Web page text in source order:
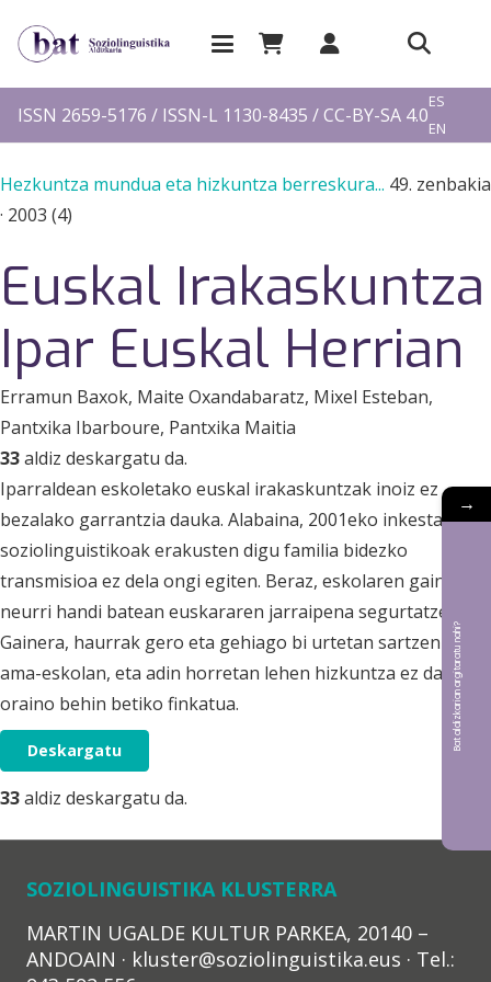
ISSN 2659-5176 / ISSN-L 1130-8435 / CC-BY-SA 4.0
ES
EN
Hezkuntza mundua eta hizkuntza berreskura... 49. zenbakia
· 2003 (4)
Euskal Irakaskuntza
Ipar Euskal Herrian
Erramun Baxok, Maite Oxandabaratz, Mixel Esteban,
Pantxika Ibarboure, Pantxika Maitia
33aldiz deskargatu da.
Iparraldean eskoletako euskal irakaskuntzak inoiz ez
bezalako garrantzia dauka. Alabaina, 2001eko inkesta
soziolinguistikoak erakusten digu familia bidezko
transmisioa ez dela ongi egiten. Beraz, eskolaren gain da
neurri handi batean euskararen jarraipena segurtatzea.
Gainera, haurrak gero eta gehiago bi urtetan sartzen dira
ama-eskolan, eta adin horretan lehen hizkuntza ez da
oraino behin betiko finkatua.
Deskargatu
33aldiz deskargatu da.
SOZIOLINGUISTIKA KLUSTERRA
MARTIN UGALDE KULTUR PARKEA, 20140 –
ANDOAIN · kluster@soziolinguistika.eus · Tel.:
→
Bat aldizkarian argitaratu nahi?